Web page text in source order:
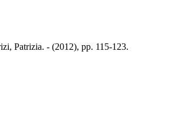
Patrizia. - (2012), pp. 115-123.